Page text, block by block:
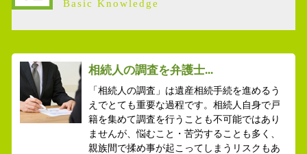
Basic Knowledge
相続人の調査を弁護士...
「相続人の調査」は遺産相続手続を進めるう
えでとても重要な過程です。相続人自身で戸
籍を集めて調査を行うことも不可能ではあり
ませんが、悩むこと・苦労することも多く、
親族間で揉め事が起こってしまうリスクもあ